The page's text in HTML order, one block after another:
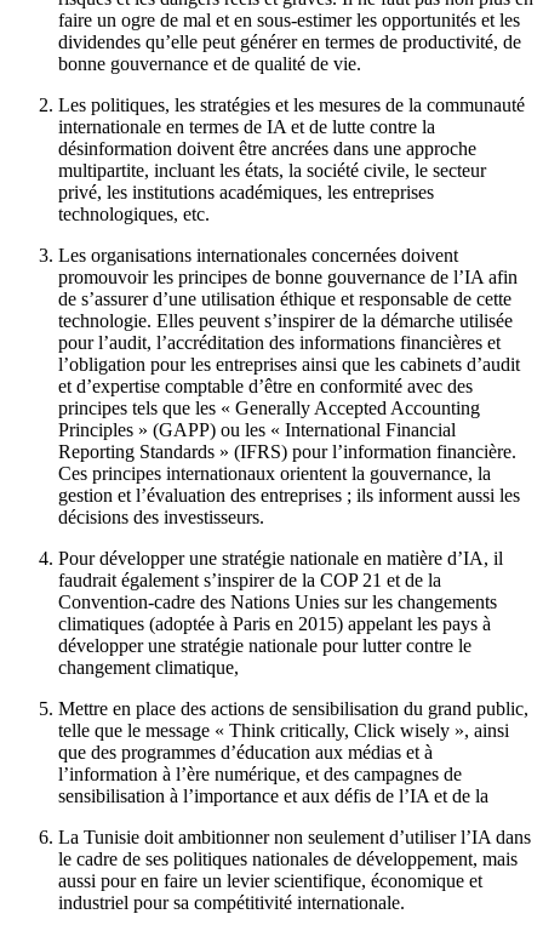
faire un ogre de mal et en sous-estimer les opportunités et les
dividendes qu’elle peut générer en termes de productivité, de
bonne gouvernance et de qualité de vie.
Les politiques, les stratégies et les mesures de la communauté
internationale en termes de IA et de lutte contre la
désinformation doivent être ancrées dans une approche
multipartite, incluant les états, la société civile, le secteur
privé, les institutions académiques, les entreprises
technologiques, etc.
Les organisations internationales concernées doivent
promouvoir les principes de bonne gouvernance de l’IA afin
de s’assurer d’une utilisation éthique et responsable de cette
technologie. Elles peuvent s’inspirer de la démarche utilisée
pour l’audit, l’accréditation des informations financières et
l’obligation pour les entreprises ainsi que les cabinets d’audit
et d’expertise comptable d’être en conformité avec des
principes tels que les « Generally Accepted Accounting
Principles » (GAPP) ou les « International Financial
Reporting Standards » (IFRS) pour l’information financière.
Ces principes internationaux orientent la gouvernance, la
gestion et l’évaluation des entreprises ; ils informent aussi les
décisions des investisseurs.
Pour développer une stratégie nationale en matière d’IA, il
faudrait également s’inspirer de la COP 21 et de la
Convention-cadre des Nations Unies sur les changements
climatiques (adoptée à Paris en 2015) appelant les pays à
développer une stratégie nationale pour lutter contre le
changement climatique,
Mettre en place des actions de sensibilisation du grand public,
telle que le message « Think critically, Click wisely », ainsi
que des programmes d’éducation aux médias et à
l’information à l’ère numérique, et des campagnes de
sensibilisation à l’importance et aux défis de l’IA et de la
La Tunisie doit ambitionner non seulement d’utiliser l’IA dans
le cadre de ses politiques nationales de développement, mais
aussi pour en faire un levier scientifique, économique et
industriel pour sa compétitivité internationale.